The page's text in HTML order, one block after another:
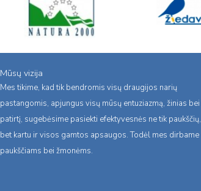
Mūsų vizija
Mes tikime, kad tik bendromis visų draugijos narių
pastangomis, apjungus visų mūsų entuziazmą, žinias bei
patirtį, sugebėsime pasiekti efektyvesnės ne tik paukščių,
bet kartu ir visos gamtos apsaugos. Todėl mes dirbame
paukščiams bei žmonėms.